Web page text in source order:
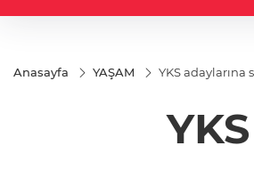
Anasayfa YAŞAM YKS adaylarına